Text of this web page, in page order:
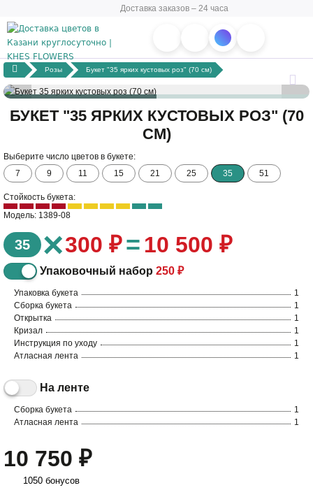
Доставка заказов – 24 часа
Розы Букет "35 ярких кустовых роз" (70 см)
БУКЕТ "35 ЯРКИХ КУСТОВЫХ РОЗ" (70
СМ)
Выберите число цветов в букете:
7
9 11 15 21 25 35 51
Стойкость букета:
Модель: 1389-08
35 ×300 ₽= 10 500 ₽
Упаковочный набор 250 ₽
Упаковка букета
1
Сборка букета
1
Открытка
1
Кризал
1
Инструкция по уходу
1
Атласная лента
1
На ленте
Сборка букета
1
Атласная лента
1
10 750 ₽
1050 бонусов